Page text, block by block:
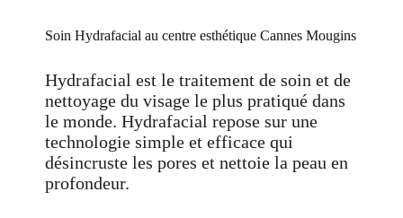
Soin Hydrafacial au centre esthétique Cannes Mougins
Hydrafacial est le traitement de soin et de
nettoyage du visage le plus pratiqué dans
le monde. Hydrafacial repose sur une
technologie simple et efficace qui
désincruste les pores et nettoie la peau en
profondeur.